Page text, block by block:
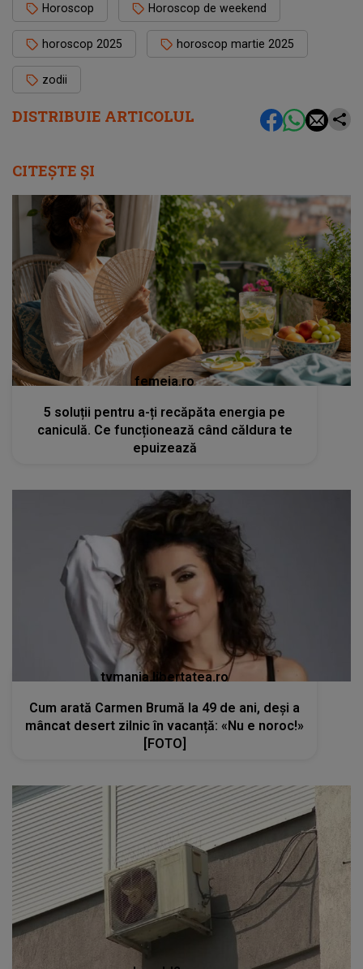
DISTRIBUIE ARTICOLUL
Horoscop Horoscop de weekend
horoscop 2025 horoscop martie 2025
zodii
CITEȘTE ȘI
femeia.ro
5 soluții pentru a-ți recăpăta energia pe
caniculă. Ce funcționează când căldura te
epuizează
tvmania.libertatea.ro
Cum arată Carmen Brumă la 49 de ani, deși a
mâncat desert zilnic în vacanță: «Nu e noroc!»
[FOTO]